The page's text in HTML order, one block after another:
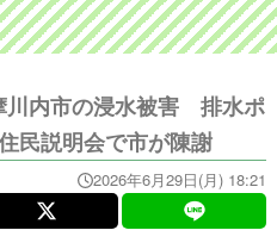
川内市の浸水被害 排水ポ
民説明会で市が陳謝
2026年6月29日(月) 18:21